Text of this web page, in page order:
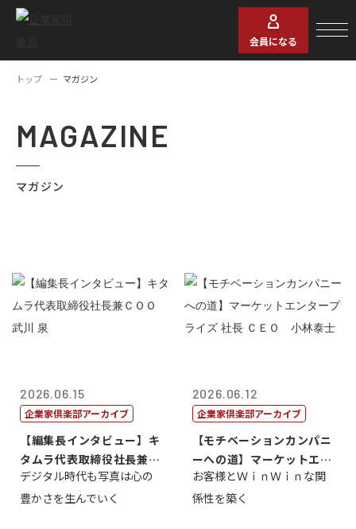
会員になる
トップ マガジン
MAGAZINE
マガジン
2026.06.15
企業家倶楽部アーカイブ
【編集長インタビュー】キ
タムラ代表取締役社長兼Ｃ
ＯＯ 武川 ...
デジタル時代も写真は心の
豊かさを生んでいく
2026.06.12
企業家倶楽部アーカイブ
【モチベーションカンパニ
ーへの道】マーケットエン
タープライズ...
お客様とＷｉｎＷｉｎな関
係性を築く